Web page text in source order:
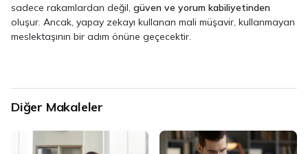
sadece rakamlardan değil, güven ve yorum kabiliyetinden
oluşur. Ancak, yapay zekayı kullanan mali müşavir, kullanmayan
meslektaşının bir adım önüne geçecektir.
Diğer Makaleler